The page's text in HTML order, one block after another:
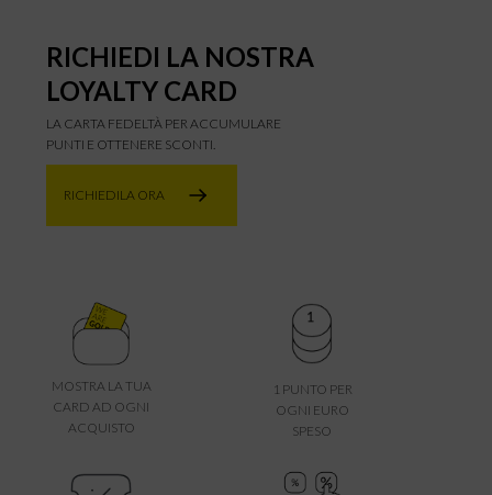
RICHIEDI LA NOSTRA
LOYALTY CARD
LA CARTA FEDELTÀ PER ACCUMULARE
PUNTI E OTTENERE SCONTI.
RICHIEDILA ORA
MOSTRA LA TUA
CARD AD OGNI
ACQUISTO
1 PUNTO PER
OGNI EURO
SPESO